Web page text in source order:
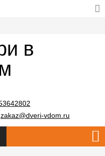
zakaz@dveri-vdom.ru